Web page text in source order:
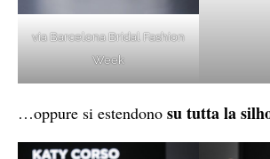
via Barcelona Bridal Fashion
Week
…oppure si estendono su tutta la